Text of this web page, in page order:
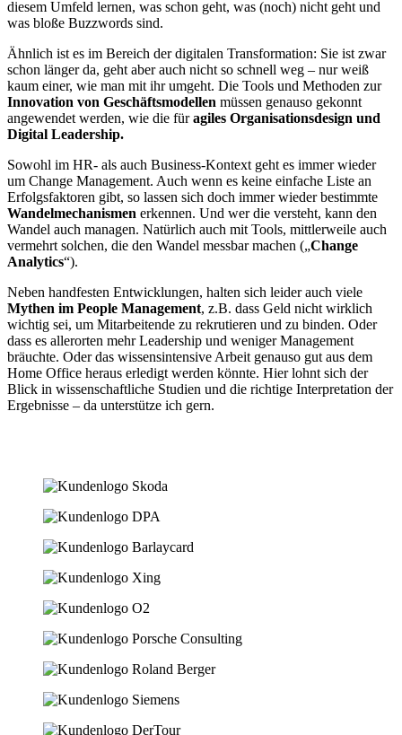
diesem Umfeld lernen, was schon geht, was (noch) nicht geht und
was bloße Buzzwords sind.
Ähnlich ist es im Bereich der digitalen Transformation: Sie ist zwar
schon länger da, geht aber auch nicht so schnell weg – nur weiß
kaum einer, wie man mit ihr umgeht. Die Tools und Methoden zur
Innovation von Geschäftsmodellen müssen genauso gekonnt
angewendet werden, wie die füragiles Organisationsdesign und
Digital Leadership.
Sowohl im HR- als auch Business-Kontext geht es immer wieder
um Change Management. Auch wenn es keine einfache Liste an
Erfolgsfaktoren gibt, so lassen sich doch immer wieder bestimmte
Wandelmechanismen erkennen. Und wer die versteht, kann den
Wandel auch managen. Natürlich auch mit Tools, mittlerweile auch
vermehrt solchen, die den Wandel messbar machen („Change
Analytics“).
Neben handfesten Entwicklungen, halten sich leider auch viele
Mythen im People Management, z.B. dass Geld nicht wirklich
wichtig sei, um Mitarbeitende zu rekrutieren und zu binden. Oder
dass es allerorten mehr Leadership und weniger Management
bräuchte. Oder das wissensintensive Arbeit genauso gut aus dem
Home Office heraus erledigt werden könnte. Hier lohnt sich der
Blick in wissenschaftliche Studien und die richtige Interpretation der
Ergebnisse – da unterstütze ich gern.